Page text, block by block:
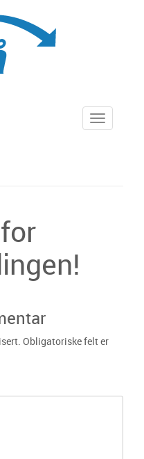
Toggle
navigation
Obligatoriske felt er